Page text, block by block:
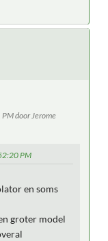
door Jerome
PM
en soms
groter model